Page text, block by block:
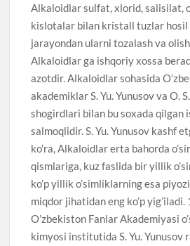
Alkaloidlar sulfat, xlorid, salisilat,
kislotalar bilan kristall tuzlar hosil
jarayondan ularni tozalash va
Alkaloidlar ga ishqoriy xossa
azotdir. Alkaloidlar sohasida
akademiklar S. Yu. Yunusov va O.
shogirdlari bilan bu soxada qilgan
salmoqlidir. S. Yu. Yunusov kashf
ko’ra, Alkaloidlar erta bahorda
qismlariga, kuz faslida bir yillik
ko’p yillik o’simliklarning esa
miqdor jihatidan eng ko’p
O’zbekiston Fanlar Akademiyasi
kimyosi institutida S. Yu. Yunusov